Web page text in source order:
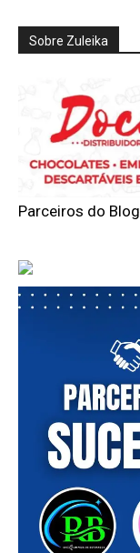
Sobre Zuleika
Parceiros do Blog